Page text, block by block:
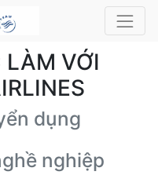
LÀM VỚI
dụng
nghiệp